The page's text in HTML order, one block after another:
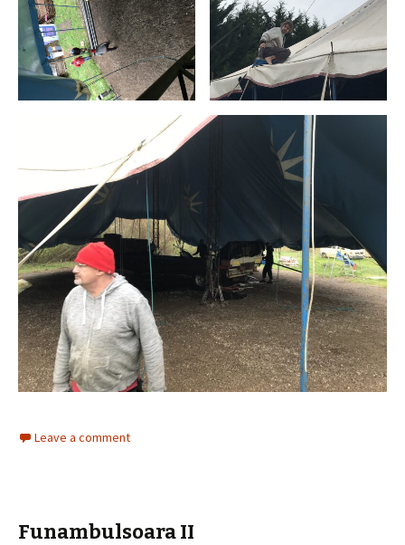
Leave a comment
Funambulsoara II